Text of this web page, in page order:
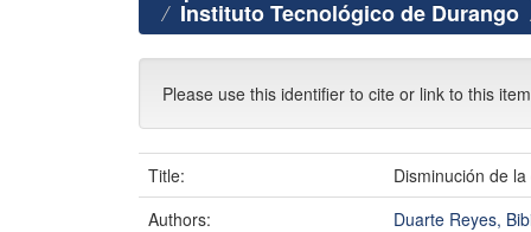
Instituto Tecnológico de Durango
Please use this identifier to cite or link to this
Title:
Disminución de
Authors:
Duarte Reyes,